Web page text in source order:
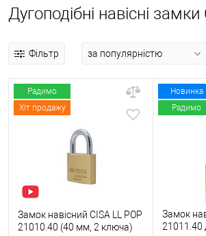
Дугоподібні навісні замки
Фільтр
Радимо
Хіт продажу
Замок навісний CISA LL POP
21010.40 (40 мм, 2 ключа)
Новинка
Радимо
Замок
21011.40